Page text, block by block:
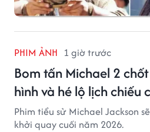
PHIM ẢNH 1 giờ trước
Bom tấn Michael 2
hình và hé lộ lịch chiếu
Phim tiểu sử Michael Jackson
khởi quay cuối năm 2026.